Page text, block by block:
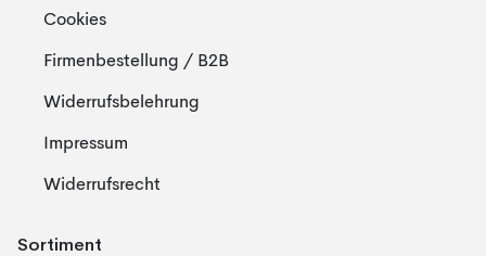
Cookies
Firmenbestellung / B2B
Widerrufsbelehrung
Impressum
Widerrufsrecht
Sortiment